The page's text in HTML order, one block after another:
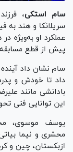
سام استکی،
سریلانکا و هند به
عملکرد او به‌ویژه
پیش از قطع مسابقه
سام نشان داد
داد تا خودش و
بادانشی مانند
این توانایی فنی
یوسف موسوی،
محشری و نیما
ازبکستان، چین و